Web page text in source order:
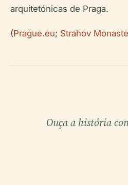
arquitetónicas de Praga.
(Prague.eu; Strahov
Ouça a história